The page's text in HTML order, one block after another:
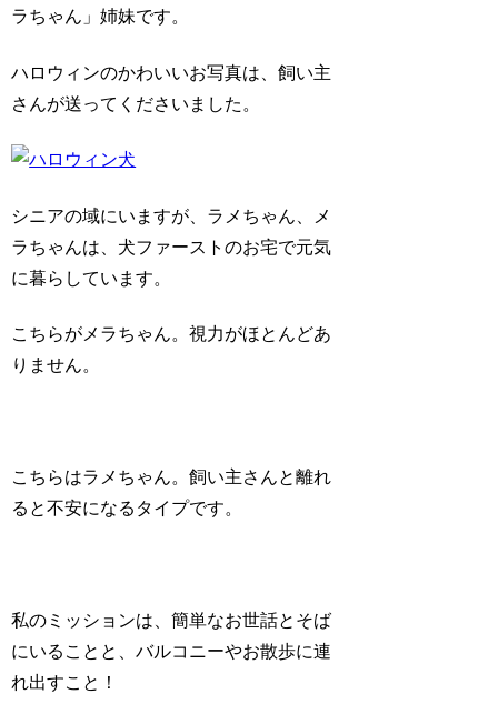
ラちゃん」姉妹です。
ハロウィンのかわいいお写真は、飼い主
さんが送ってくださいました。
シニアの域にいますが、ラメちゃん、メ
ラちゃんは、犬ファーストのお宅で元気
に暮らしています。
こちらがメラちゃん。視力がほとんどあ
りません。
こちらはラメちゃん。飼い主さんと離れ
ると不安になるタイプです。
私のミッションは、簡単なお世話とそば
にいることと、バルコニーやお散歩に連
れ出すこと！